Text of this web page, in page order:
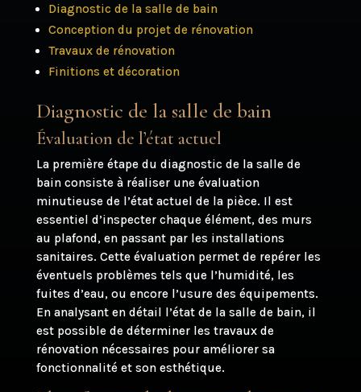
Diagnostic de la salle de bain
Conception du projet de rénovation
Travaux de rénovation
Finitions et décoration
Diagnostic de la salle de bain
Évaluation de l’état actuel
La première étape du diagnostic de la salle de
bain consiste à réaliser une évaluation
minutieuse de l’état actuel de la pièce. Il est
essentiel d’inspecter chaque élément, des murs
au plafond, en passant par les installations
sanitaires. Cette évaluation permet de repérer les
éventuels problèmes tels que l’humidité, les
fuites d’eau, ou encore l’usure des équipements.
En analysant en détail l’état de la salle de bain, il
est possible de déterminer les travaux de
rénovation nécessaires pour améliorer sa
fonctionnalité et son esthétique.